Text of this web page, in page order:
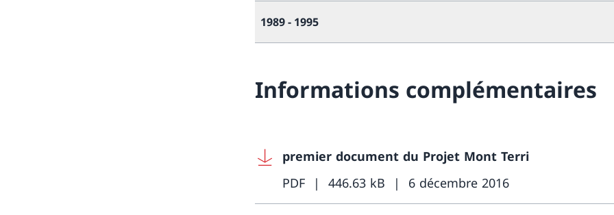
1989 - 1995
Informations complémentaires
premier document du Projet Mont Terri
PDF
446.63 kB 6 décembre 2016